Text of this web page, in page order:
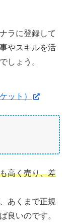
ラに登録して
やスキルを活
しょう。
ット）
高く売り、差
あくまで正規
良いのです。